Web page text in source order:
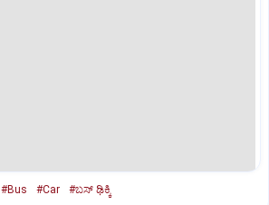
#Bus #Car #ಬಸ್‌ ಢಿಕ್ಕಿ